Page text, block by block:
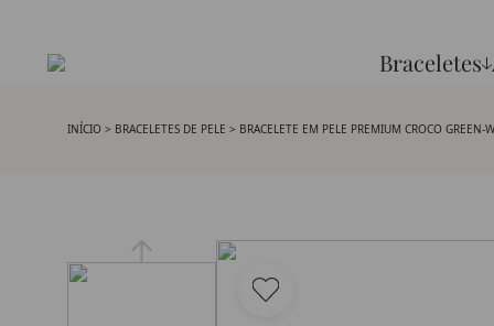
Braceletes
INÍCIO > BRACELETES DE PELE > BRACELETE EM PELE PREMIUM CROCO GREEN-